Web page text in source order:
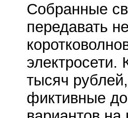
Собранные
передавать
электросети.
тысяч
фиктивные